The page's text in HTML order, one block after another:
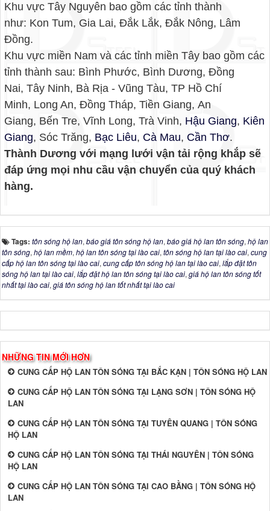
Khu vực Tây Nguyên bao gồm các tỉnh thành
như: Kon Tum, Gia Lai, Đắk Lắk, Đắk Nông, Lâm
Đồng.
Khu vực miền Nam và các tỉnh miền Tây bao gồm các
tỉnh thành sau: Bình Phước, Bình Dương, Đồng
Nai, Tây Ninh, Bà Rịa - Vũng Tàu, TP Hồ Chí
Minh, Long An, Đồng Tháp, Tiền Giang, An
Giang, Bến Tre, Vĩnh Long, Trà Vinh, Hậu Giang, Kiên
Giang, Sóc Trăng, Bạc Liêu, Cà Mau, Cần Thơ.
Thành Dương với mạng lưới vận tải rộng khắp sẽ
đáp ứng mọi nhu cầu vận chuyển của quý khách
hàng.
Tags: tôn sóng hộ lan, báo giá tôn sóng hộ lan, báo giá hộ lan tôn sóng, hộ lan
tôn sóng, hộ lan mềm, hộ lan tôn sóng tại lào cai, tôn sóng hộ lan tại lào cai, cung
cấp hộ lan tôn sóng tại lào cai, cung cấp tôn sóng hộ lan tại lào cai, lắp đặt tôn
sóng hộ lan tại lào cai, lắp đặt hộ lan tôn sóng tại lào cai, giá hộ lan tôn sóng tốt
nhất tại lào cai, giá tôn sóng hộ lan tốt nhất tại lào cai
NHỮNG TIN MỚI HƠN
CUNG CẤP HỘ LAN TÔN SÓNG TẠI BẮC KẠN | TÔN SÓNG HỘ LAN
CUNG CẤP HỘ LAN TÔN SÓNG TẠI LẠNG SƠN | TÔN SÓNG HỘ
LAN
CUNG CẤP HỘ LAN TÔN SÓNG TẠI TUYÊN QUANG | TÔN SÓNG
HỘ LAN
CUNG CẤP HỘ LAN TÔN SÓNG TẠI THÁI NGUYÊN | TÔN SÓNG
HỘ LAN
CUNG CẤP HỘ LAN TÔN SÓNG TẠI CAO BẰNG | TÔN SÓNG HỘ
LAN